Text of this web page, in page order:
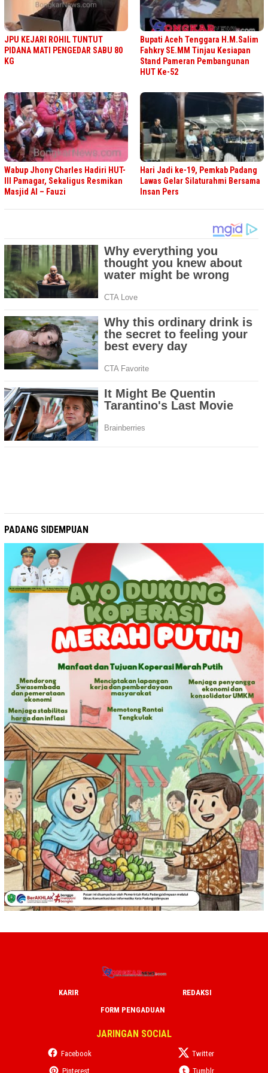
JPU KEJARI ROHIL TUNTUT
PIDANA MATI PENGEDAR SABU 80
KG
Bupati Aceh Tenggara H.M.Salim
Fahkry SE.MM Tinjau Kesiapan
Stand Pameran Pembangunan
HUT Ke-52
Wabup Jhony Charles Hadiri HUT-
III Pamagar, Sekaligus Resmikan
Masjid Al – Fauzi
Hari Jadi ke-19, Pemkab Padang
Lawas Gelar Silaturahmi Bersama
Insan Pers
PADANG SIDEMPUAN
KARIR
REDAKSI
FORM PENGADUAN
JARINGAN SOCIAL
Facebook
Twitter
Pinterest
Tumblr